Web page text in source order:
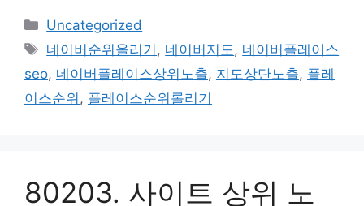
Categories
Uncategorized
Tags
네이버순위올리기 , 네이버지도 , 네이버플레이스
seo, 네이버플레이스상위노출, 지도상단노출, 플레
이스순위 , 플레이스순위롤리기
80203. 사이트 상위 노